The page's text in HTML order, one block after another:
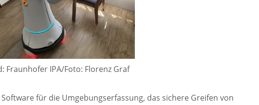
Fraunhofer IPA/Foto: Florenz Graf
für die Umgebungserfassung, das sichere Greifen von